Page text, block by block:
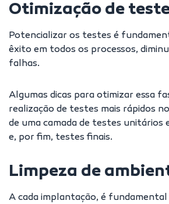
Otimização de
Potencializar os testes é
êxito em todos os processos,
falhas.
Algumas dicas para otimizar essa
realização de testes mais rápidos
de uma camada de testes unitários
e, por fim, testes finais.
Limpeza de
A cada implantação, é